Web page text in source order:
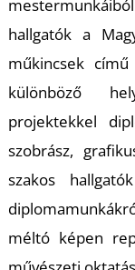
hallgatók a
műkincsek
különböző
projektekkel
szobrász,
szakos
méltó képen